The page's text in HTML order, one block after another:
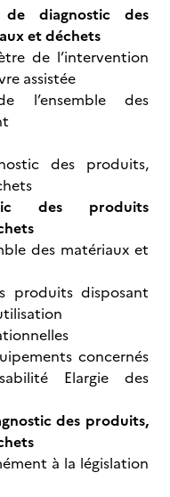
diagnostic des
et déchets
de l’intervention
assistée
l’ensemble des
des produits,
des produits
des matériaux et
produits disposant
concernés
Elargie des
des produits,
à la législation